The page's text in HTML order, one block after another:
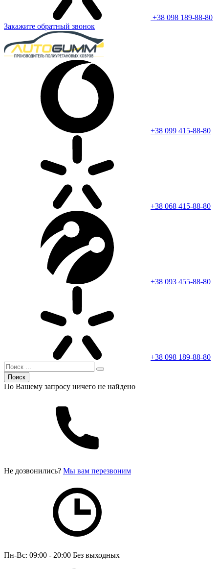
+38 098 189-88-80
Закажите обратный звонок
+38 099 415-88-80
+38 068 415-88-80
+38 093 455-88-80
+38 098 189-88-80
Поиск
По Вашему запросу ничего не найдено
Не дозвонились? Мы вам перезвоним
Пн-Вс: 09:00 - 20:00 Без выходных